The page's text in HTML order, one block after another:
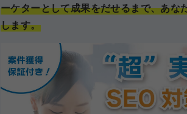
ーケターとして成果をだせるまで、あな
します。